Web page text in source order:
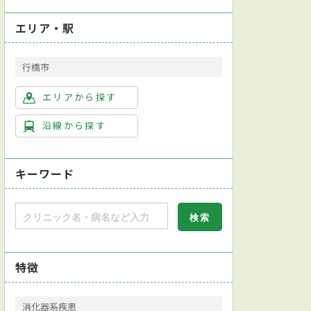
エリア・駅
行橋市
エリアから探す
沿線から探す
キーワード
特徴
消化器系疾患